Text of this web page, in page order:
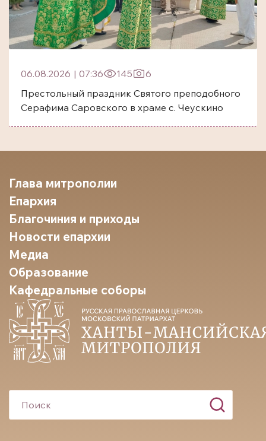
06.08.2026 | 07:36 145
6
Престольный праздник Святого преподобного
Серафима Саровского в храме с. Чеускино
Глава митрополии
Епархия
Благочиния и приходы
Новости епархии
Медиа
Образование
Кафедральные соборы